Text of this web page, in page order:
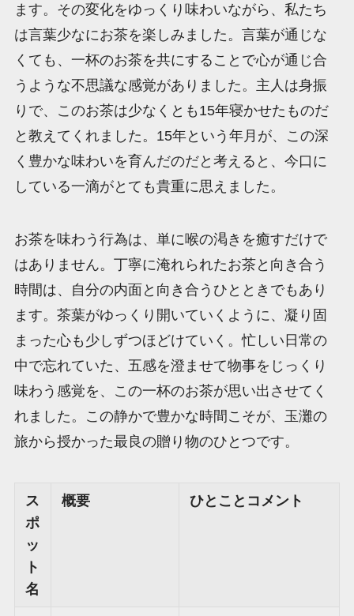
ます。その変化をゆっくり味わいながら、私たち
は言葉少なにお茶を楽しみました。言葉が通じな
くても、一杯のお茶を共にすることで心が通じ合
うような不思議な感覚がありました。主人は身振
りで、このお茶は少なくとも15年寝かせたものだ
と教えてくれました。15年という年月が、この深
く豊かな味わいを育んだのだと考えると、今口に
している一滴がとても貴重に思えました。
お茶を味わう行為は、単に喉の渇きを癒すだけで
はありません。丁寧に淹れられたお茶と向き合う
時間は、自分の内面と向き合うひとときでもあり
ます。茶葉がゆっくり開いていくように、凝り固
まった心も少しずつほどけていく。忙しい日常の
中で忘れていた、五感を澄ませて物事をじっくり
味わう感覚を、この一杯のお茶が思い出させてく
れました。この静かで豊かな時間こそが、玉灘の
旅から授かった最良の贈り物のひとつです。
ス
ポ
ッ
ト
名
概要 ひとことコメント